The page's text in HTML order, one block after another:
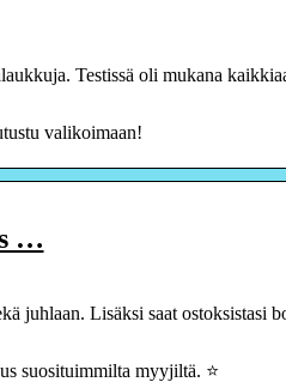
Testissä oli mukana
valikoimaan!
…
juhlaan. Lisäksi saat ostoksistasi
suosituimmilta myyjiltä. ⭐